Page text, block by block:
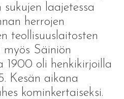
laajetessa
herrojen
teollisuuslaitosten
myös Säiniön
1900 oli henkikirjoilla
Kesän aikana
kominkertaiseksi.